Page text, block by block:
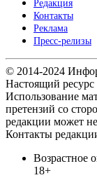
Редакция
Контакты
Реклама
Пресс-релизы
© 2014-2024
Настоящий
Использование
претензий со
редакции может
Контакты
Возрастное
18+